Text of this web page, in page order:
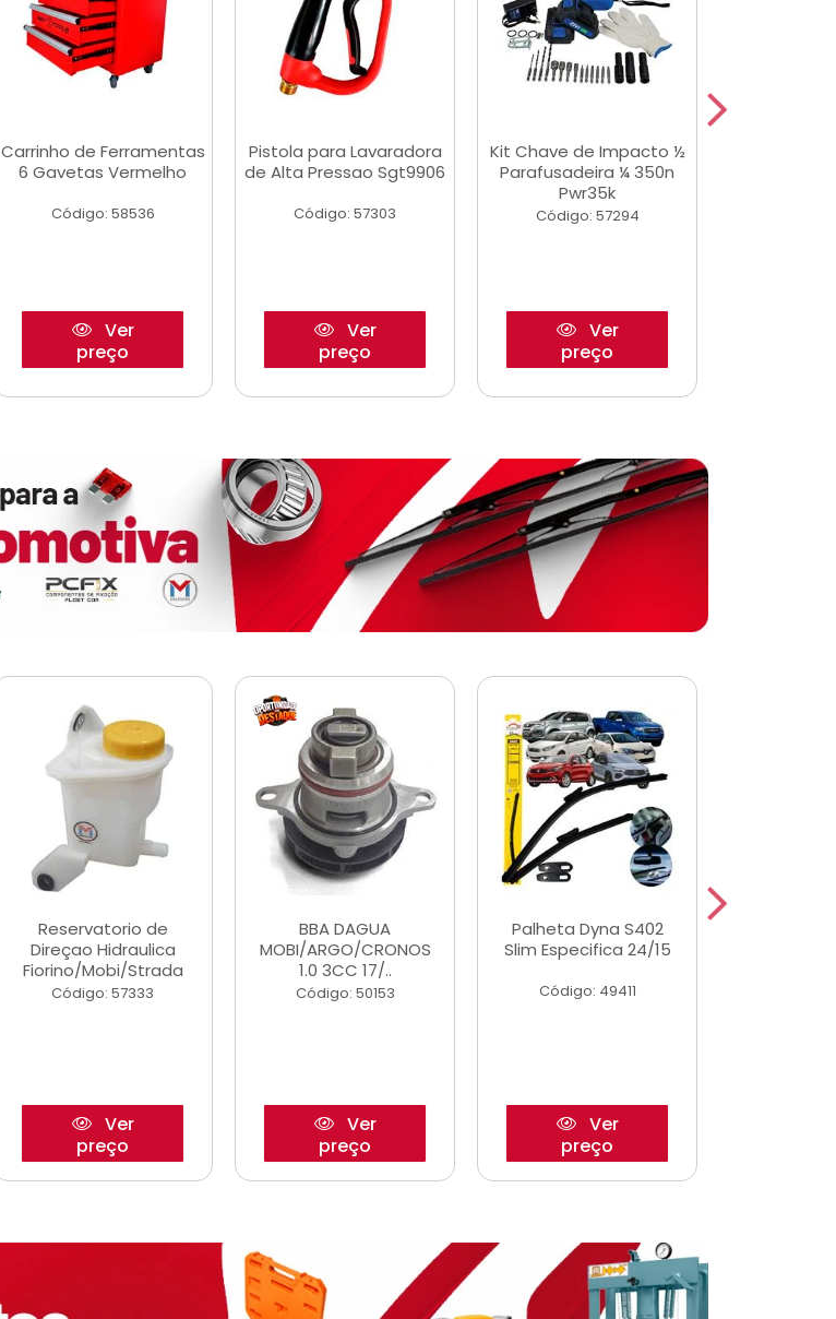
Carrinho de Ferramentas
6 Gavetas Vermelho
Código: 58536
Ver
preço
Pistola para Lavaradora
de Alta Pressao Sgt9906
Código: 57303
Ver
preço
Kit Chave de Impacto ½
Parafusadeira ¼ 350n
Pwr35k
Código: 57294
Ver
preço
Reservatorio de
Direçao Hidraulica
Fiorino/Mobi/Strada
Código: 57333
Ver
preço
BBA DAGUA
MOBI/ARGO/CRONOS
1.0 3CC 17/..
Código: 50153
Ver
preço
Palheta Dyna S402
Slim Especifica 24/15
Código: 49411
Ver
preço